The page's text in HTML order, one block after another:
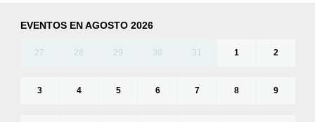
EVENTOS EN AGOSTO 2026
27 28 29 30 31 1 2
3 4 5 6 7 8 9